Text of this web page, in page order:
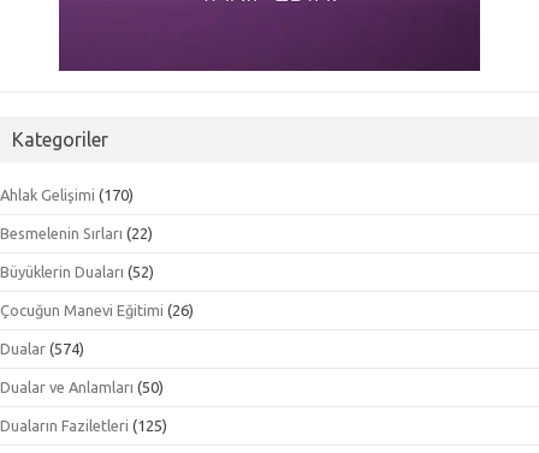
Kategoriler
Ahlak Gelişimi (170)
Besmelenin Sırları (22)
Büyüklerin Duaları (52)
Çocuğun Manevi Eğitimi (26)
Dualar (574)
Dualar ve Anlamları (50)
Duaların Faziletleri (125)